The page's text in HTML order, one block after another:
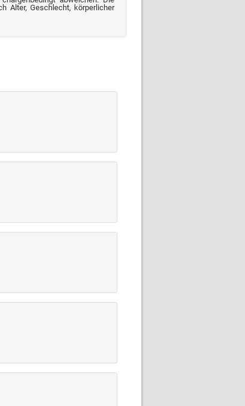
Alter, Geschlecht, körperlicher